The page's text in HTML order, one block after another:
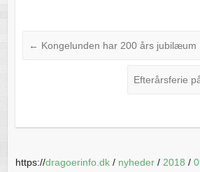
← Kongelunden har 200 års jubilæum
Efterårsferie
https://dragoerinfo.dk/ nyheder/ 2018 /